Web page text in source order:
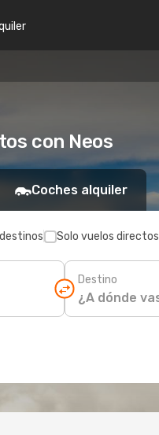
con Neos
Coches alquiler
Solo vuelos directos
Destino